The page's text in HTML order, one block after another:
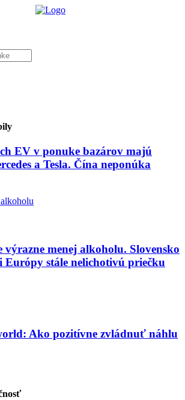
EV v ponuke bazárov majú
a Tesla. Čína neponúka
výrazne menej alkoholu. Slovensko
Európy stále nelichotivú priečku
Ako pozitívne zvládnuť náhlu